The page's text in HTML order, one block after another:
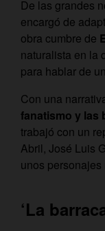
De las grandes
encargó de
obra cumbre de
naturalista en la
para hablar de
Con una
fanatismo y las
trabajó con un
Abril, José Luis
unos
‘La